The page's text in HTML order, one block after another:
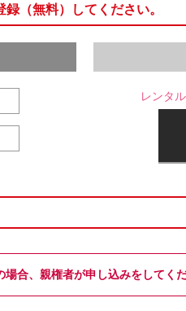
（無料）してください。
レンタ
場合、親権者が申し込みをしてくだ